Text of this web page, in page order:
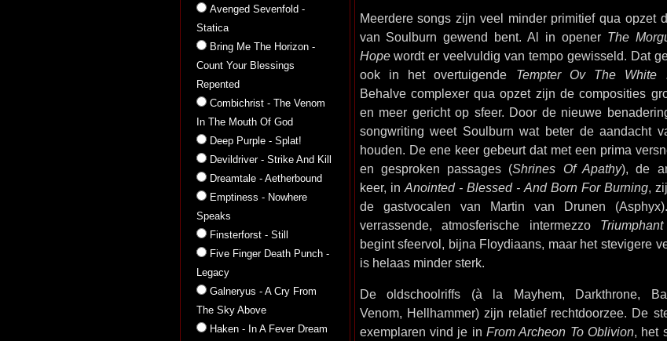
Avenged Sevenfold -
Statica
Bring Me The Horizon -
Count Your Blessings
Repented
Combichrist - The Venom
In The Mouth Of God
Deep Purple - Splat!
Devildriver - Strike And Kill
Dreamtale - Aetherbound
Emptiness - Nowhere
Speaks
Finsterforst - Still
Five Finger Death Punch -
Legacy
Galneryus - A Cry From
The Sky Above
Haken - In A Fever Dream
Meerdere songs zijn veel minder primitief qua opzet
van Soulburn gewend bent. Al in opener The
Hopewordt er veelvuldig van tempo gewisseld. Dat
ook in het overtuigende Tempter Ov The White
Behalve complexer qua opzet zijn de composities
en meer gericht op sfeer. Door de nieuwe
songwriting weet Soulburn wat beter de aandacht
houden. De ene keer gebeurt dat met een prima
en gesproken passages (Shrines Of Apathy), de
keer, in Anointed - Blessed - And Born For Burning,
de gastvocalen van Martin van Drunen
verrassende, atmosferische intermezzo
begint sfeervol, bijna Floydiaans, maar het stevigere
is helaas minder sterk.
De oldschoolriffs (à la Mayhem, Darkthrone,
Venom, Hellhammer) zijn relatief rechtdoorzee. De
exemplaren vind je in From Archeon To Oblivion, het